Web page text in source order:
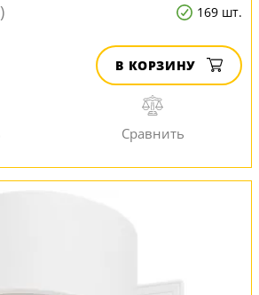
169 шт.
В КОРЗИНУ